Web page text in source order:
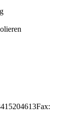
Fax: